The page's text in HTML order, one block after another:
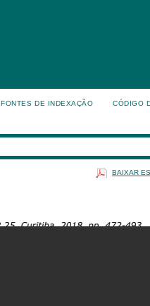
FONTES DE INDEXAÇÃO CÓDIGO
BAIXAR